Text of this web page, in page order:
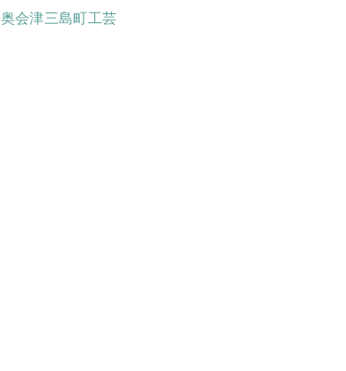
奥会津三島町工芸国産［奥会津］かごバッグ